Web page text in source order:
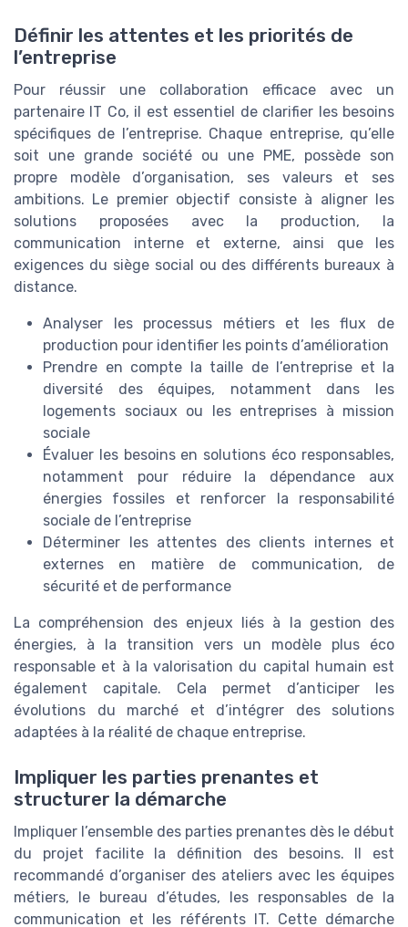
Définir les attentes et les priorités de
l’entreprise
Pour réussir une collaboration efficace avec un
partenaire IT Co, il est essentiel de clarifier les besoins
spécifiques de l’entreprise. Chaque entreprise, qu’elle
soit une grande société ou une PME, possède son
propre modèle d’organisation, ses valeurs et ses
ambitions. Le premier objectif consiste à aligner les
solutions proposées avec la production, la
communication interne et externe, ainsi que les
exigences du siège social ou des différents bureaux à
distance.
Analyser les processus métiers et les flux de
production pour identifier les points d’amélioration
Prendre en compte la taille de l’entreprise et la
diversité des équipes, notamment dans les
logements sociaux ou les entreprises à mission
sociale
Évaluer les besoins en solutions éco responsables,
notamment pour réduire la dépendance aux
énergies fossiles et renforcer la responsabilité
sociale de l’entreprise
Déterminer les attentes des clients internes et
externes en matière de communication, de
sécurité et de performance
La compréhension des enjeux liés à la gestion des
énergies, à la transition vers un modèle plus éco
responsable et à la valorisation du capital humain est
également capitale. Cela permet d’anticiper les
évolutions du marché et d’intégrer des solutions
adaptées à la réalité de chaque entreprise.
Impliquer les parties prenantes et
structurer la démarche
Impliquer l’ensemble des parties prenantes dès le début
du projet facilite la définition des besoins. Il est
recommandé d’organiser des ateliers avec les équipes
métiers, le bureau d’études, les responsables de la
communication et les référents IT. Cette démarche